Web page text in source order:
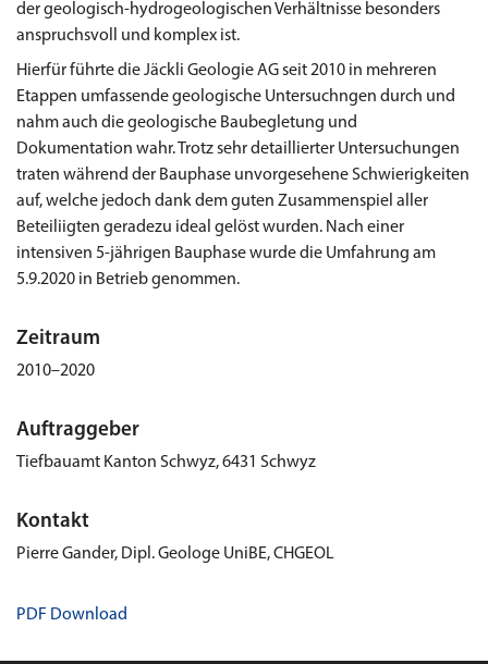
der geologisch-hydrogeologischen Verhältnisse besonders
anspruchsvoll und komplex ist.
Hierfür führte die Jäckli Geologie AG seit 2010 in mehreren
Etappen umfassende geologische Untersuchngen durch und
nahm auch die geologische Baubegletung und
Dokumentation wahr. Trotz sehr detaillierter Untersuchungen
traten während der Bauphase unvorgesehene Schwierigkeiten
auf, welche jedoch dank dem guten Zusammenspiel aller
Beteiliigten geradezu ideal gelöst wurden. Nach einer
intensiven 5-jährigen Bauphase wurde die Umfahrung am
5.9.2020 in Betrieb genommen.
Zeitraum
2010–2020
Auftraggeber
Tiefbauamt Kanton Schwyz, 6431 Schwyz
Kontakt
Pierre Gander, Dipl. Geologe UniBE, CHGEOL
PDF Download